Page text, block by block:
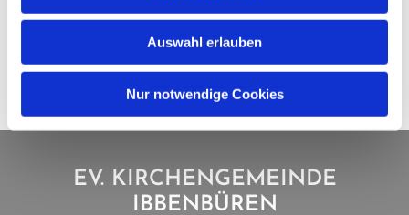
Auswahl erlauben
Nur notwendige Cookies
EV. KIRCHENGEMEINDE
IBBENBÜREN